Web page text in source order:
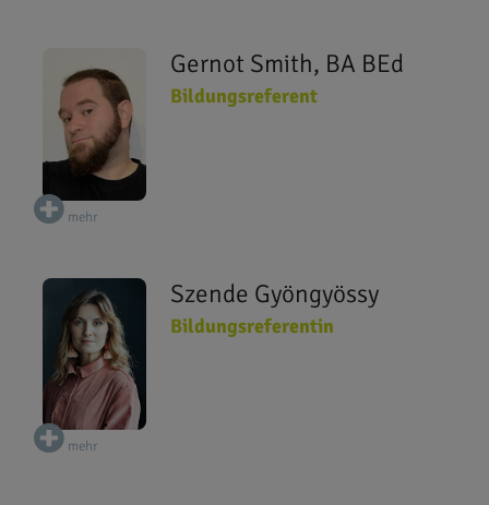
mehr
Gernot Smith, BA BEd
Bildungsreferent
mehr
Szende Gyöngyössy
Bildungsreferentin